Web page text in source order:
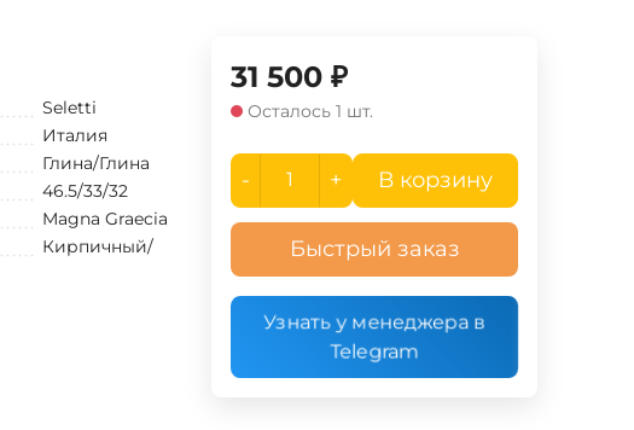
Seletti
Италия
Глина/Глина
46.5/33/32
Magna Graecia
Кирпичный/
31 500 ₽
Осталось 1 шт.
- + В корзину
Быстрый заказ
Узнать у менеджера в
Telegram